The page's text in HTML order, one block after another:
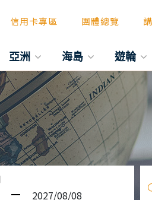
信用卡專區 團體總覽
亞洲 海島 遊輪